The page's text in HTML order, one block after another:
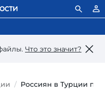
Что это значит?
Россиян в Турции